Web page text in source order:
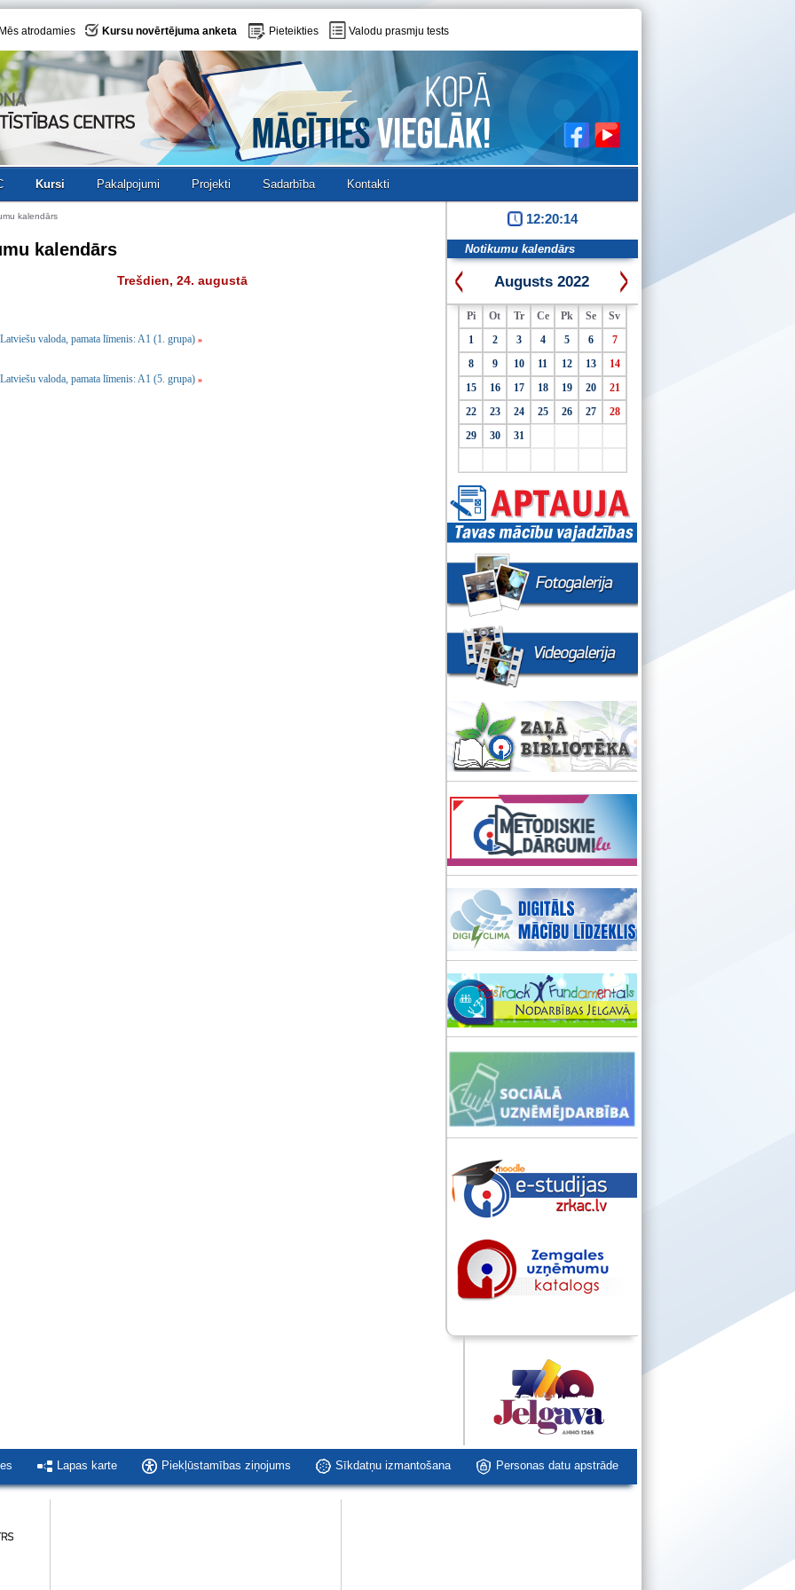
Mēs atrodamies Kursu novērtējuma anketa Pieteikties Valodu prasmju tests
Kursi Pakalpojumi Projekti Sadarbība Kontakti
kalendārs
kalendārs
Trešdien, 24. augustā
Latviešu valoda, pamata līmenis: A1 (1. grupa) »
Latviešu valoda, pamata līmenis: A1 (5. grupa) »
12:20:15
Notikumu kalendārs
Augusts 2022
Pi Ot Tr Ce Pk Se
Sv
1
2 3 4 5 6
7
8
9 10 11 12 13
14
15
16 17 18 19 20
21
22
23 24 25 26 27
28
29
30 31
Lapas karte Piekļūstamības ziņojums Sīkdatņu izmantošana Personas datu apstrāde